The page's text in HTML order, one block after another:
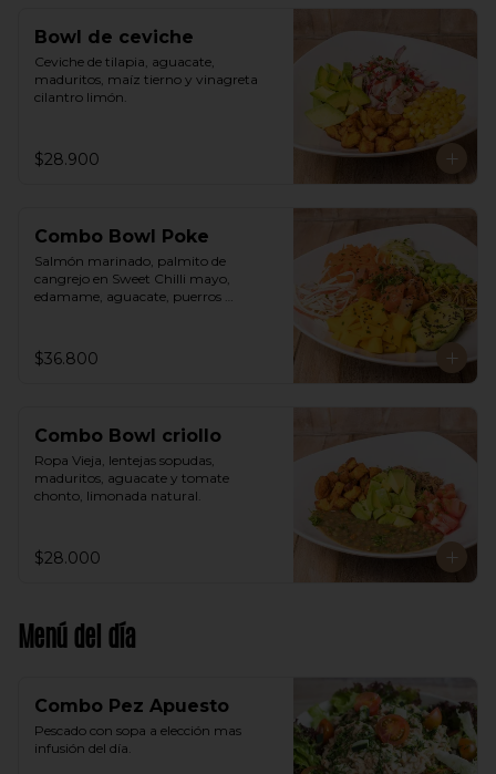
Bowl de ceviche
Ceviche de tilapia, aguacate,
maduritos, maíz tierno y vinagreta
cilantro limón.
$28.900
Combo Bowl Poke
Salmón marinado, palmito de
cangrejo en Sweet Chilli mayo,
edamame, aguacate, puerros
humedecido con vinagre de sushi.
Vinagreta asiática a base de Hoisin y
$36.800
Combo Bowl criollo
Ropa Vieja, lentejas sopudas,
maduritos, aguacate y tomate
chonto, limonada natural.
$28.000
Menú del día
Combo Pez Apuesto
Pescado con sopa a elección mas
infusión del día.